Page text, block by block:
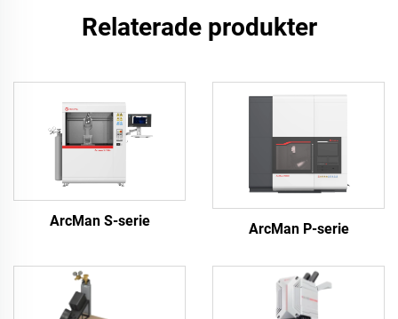
Relaterade produkter
ArcMan S-serie ArcMan P-serie